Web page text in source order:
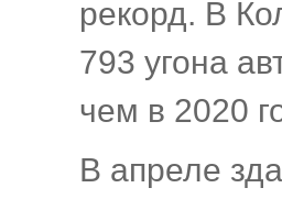
рекорд. В
793 угона
чем в 2020
В апреле